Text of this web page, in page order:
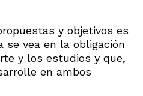
y objetivos es
vea en la obligación
y los estudios y que,
en ambos